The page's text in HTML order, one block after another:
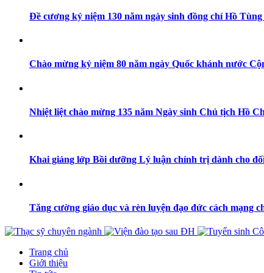
Đề cương kỷ niệm 130 năm ngày sinh đồng chí Hồ Tùng
Chào mừng kỷ niệm 80 năm ngày Quốc khánh nước
Nhiệt liệt chào mừng 135 năm Ngày sinh Chủ tịch Hồ
Khai giảng lớp Bồi dưỡng Lý luận chính trị dành cho
Tăng cường giáo dục và rèn luyện đạo đức cách mạng
Trang chủ
Giới thiệu